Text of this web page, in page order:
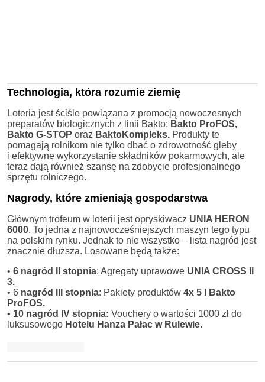
Technologia, która rozumie ziemię
Loteria jest ściśle powiązana z promocją nowoczesnych
preparatów biologicznych z linii Bakto: Bakto ProFOS,
Bakto G-STOP oraz BaktoKompleks. Produkty te
pomagają rolnikom nie tylko dbać o zdrowotność gleby
i efektywne wykorzystanie składników pokarmowych, ale
teraz dają również szansę na zdobycie profesjonalnego
sprzętu rolniczego.
Nagrody, które zmieniają gospodarstwa
Głównym trofeum w loterii jest opryskiwacz UNIA HERON
6000. To jedna z najnowocześniejszych maszyn tego typu
na polskim rynku. Jednak to nie wszystko – lista nagród jest
znacznie dłuższa. Losowane będą także:
• 6 nagród II stopnia: Agregaty uprawowe UNIA CROSS II
3.
• 6 nagród III stopnia: Pakiety produktów 4x 5 l Bakto
ProFOS.
• 10 nagród IV stopnia: Vouchery o wartości 1000 zł do
luksusowego Hotelu Hanza Pałac w Rulewie.